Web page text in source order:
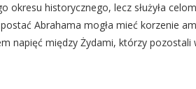
okresu historycznego, lecz służyła
Abrahama mogła mieć korzenie
napięć między Żydami, którzy pozostali